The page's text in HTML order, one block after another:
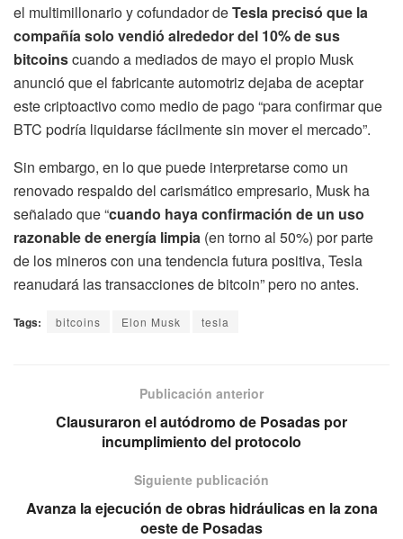
el multimillonario y cofundador deTesla precisó que la
compañía solo vendió alrededor del 10% de sus
bitcoinscuando a mediados de mayo el propio Musk
anunció que el fabricante automotriz dejaba de aceptar
este criptoactivo como medio de pago “para confirmar que
BTC podría liquidarse fácilmente sin mover el mercado”.
Sin embargo, en lo que puede interpretarse como un
renovado respaldo del carismático empresario, Musk ha
señalado que “cuando haya confirmación de un uso
razonable de energía limpia (en torno al 50%) por parte
de los mineros con una tendencia futura positiva, Tesla
reanudará las transacciones de bitcoin” pero no antes.
Tags: bitcoins Elon Musk tesla
Publicación anterior
Clausuraron el autódromo de Posadas por
incumplimiento del protocolo
Siguiente publicación
Avanza la ejecución de obras hidráulicas en la zona
oeste de Posadas